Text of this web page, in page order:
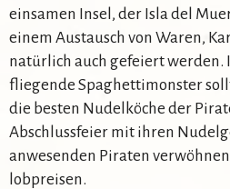
einsamen Insel, der Isla del
einem Austausch von Waren,
natürlich auch gefeiert werden.
fliegende Spaghettimonster
die besten Nudelköche der
Abschlussfeier mit ihren
anwesenden Piraten
lobpreisen.